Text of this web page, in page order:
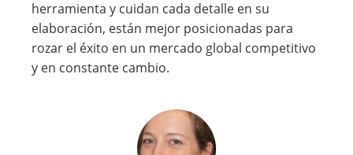
herramienta y cuidan cada detalle en su
elaboración, están mejor posicionadas para
rozar el éxito en un mercado global competitivo
y en constante cambio.